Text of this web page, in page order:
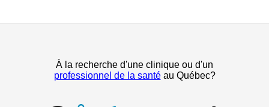
À la recherche d'une clinique ou d'un
professionnel de la santéau Québec?